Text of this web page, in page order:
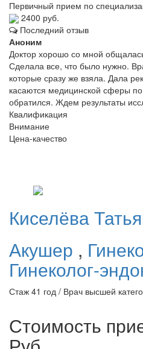
Первичный прием по
2400 руб.
Последний отзыв
Аноним
Доктор хорошо со мной
Сделала все, что было нужно.
которые сразу же взяла. Дала
касаются медицинской сферы
обратился. Ждем результаты
Квалификация
Внимание
Цена-качество
Киселёва
Акушер ,
Гинеколог-
Стаж 41 год / Врач высшей
Стоимость